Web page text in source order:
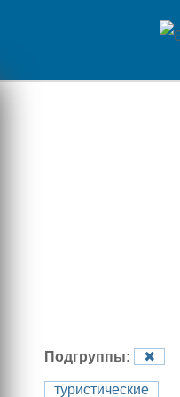
магазине
Подгруппы: ✖
туристические